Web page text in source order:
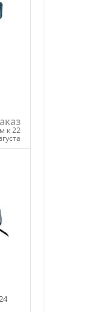
к 22